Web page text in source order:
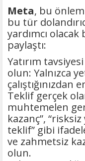
Meta, bu
bu tür
yardımcı olacak
paylaştı:
Yatırım
olun: Yalnızca
çalıştığınızdan
Teklif gerçek
muhtemelen
kazanç”, “risksiz
teklif” gibi
ve zahmetsiz
olun.